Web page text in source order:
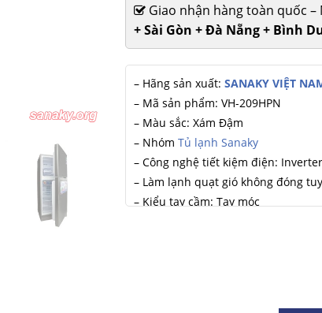
Giao nhận hàng toàn quốc
+ Sài Gòn + Đà Nẵng + Bình
– Hãng sản xuất: SANAKY VIỆT
– Mã sản phẩm: VH-209HPN
– Màu sắc: Xám Đậm
– Nhóm Tủ lạnh Sanaky
– Công nghệ tiết kiệm điện: Inverter
– Làm lạnh quạt gió không đóng
– Kiểu tay cầm: Tay móc